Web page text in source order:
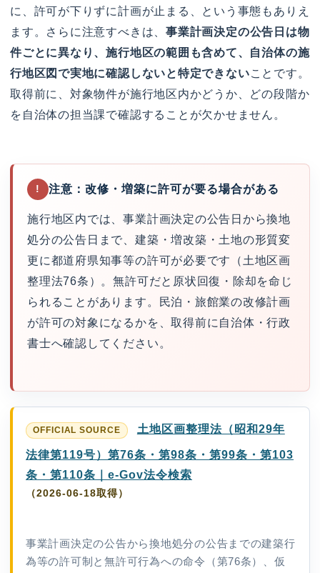
に、許可が下りずに計画が止まる、という事態もありえ
ます。さらに注意すべきは、事業計画決定の公告日は物
件ごとに異なり、施行地区の範囲も含めて、自治体の施
行地区図で実地に確認しないと特定できないことです。
取得前に、対象物件が施行地区内かどうか、どの段階か
を自治体の担当課で確認することが欠かせません。
! 注意：改修・増築に許可が要る場合がある
施行地区内では、事業計画決定の公告日から換地
処分の公告日まで、建築・増改築・土地の形質変
更に都道府県知事等の許可が必要です（土地区画
整理法76条）。無許可だと原状回復・除却を命じ
られることがあります。民泊・旅館業の改修計画
が許可の対象になるかを、取得前に自治体・行政
書士へ確認してください。
土地区画整理法（昭和29年
法律第119号）第76条・第98条・第99条・第103
条・第110条｜e-Gov法令検索
（2026-06-18取得）
事業計画決定の公告から換地処分の公告までの建築行
為等の許可制と無許可行為への命令（第76条）、仮